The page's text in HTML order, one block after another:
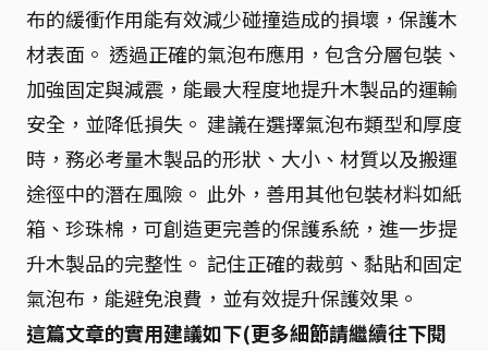
布的緩衝作用能有效減少碰撞造成的損壞，保護木
材表面。 透過正確的氣泡布應用，包含分層包裝、
加強固定與減震，能最大程度地提升木製品的運輸
安全，並降低損失。 建議在選擇氣泡布類型和厚度
時，務必考量木製品的形狀、大小、材質以及搬運
途徑中的潛在風險。 此外，善用其他包裝材料如紙
箱、珍珠棉，可創造更完善的保護系統，進一步提
升木製品的完整性。 記住正確的裁剪、黏貼和固定
氣泡布，能避免浪費，並有效提升保護效果。
這篇文章的實用建議如下(更多細節請繼續往下閱